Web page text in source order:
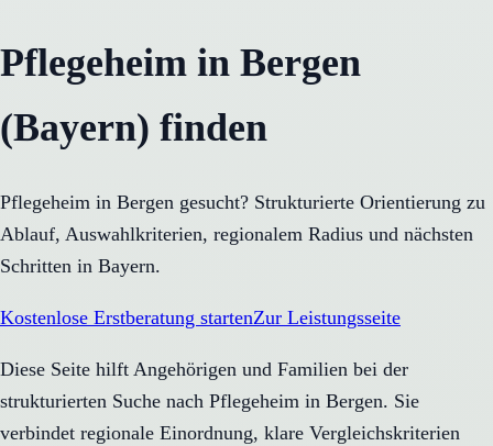
Pflegeheim in Bergen
(Bayern) finden
Pflegeheim in Bergen gesucht? Strukturierte Orientierung zu
Ablauf, Auswahlkriterien, regionalem Radius und nächsten
Schritten in Bayern.
Kostenlose Erstberatung startenZur Leistungsseite
Diese Seite hilft Angehörigen und Familien bei der
strukturierten Suche nach Pflegeheim in Bergen. Sie
verbindet regionale Einordnung, klare Vergleichskriterien